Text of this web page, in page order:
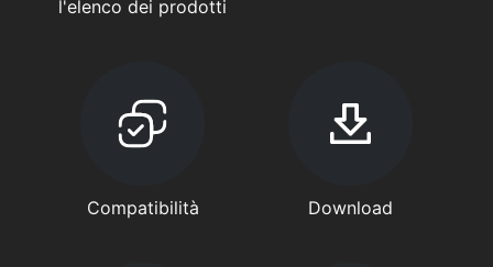
l'elenco dei prodotti
Compatibilità Download